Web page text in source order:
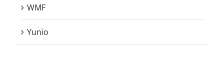
WMF
Yunio